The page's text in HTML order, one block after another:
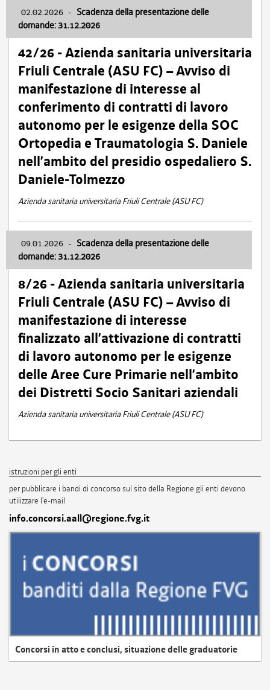
02.02.2026 - Scadenza della presentazione delle
domande: 31.12.2026
42/26 - Azienda sanitaria universitaria
Friuli Centrale (ASU FC) – Avviso di
manifestazione di interesse al
conferimento di contratti di lavoro
autonomo per le esigenze della SOC
Ortopedia e Traumatologia S. Daniele
nell’ambito del presidio ospedaliero S.
Daniele-Tolmezzo
Azienda sanitaria universitaria Friuli Centrale (ASU FC)
09.01.2026 - Scadenza della presentazione delle
domande: 31.12.2026
8/26 - Azienda sanitaria universitaria
Friuli Centrale (ASU FC) – Avviso di
manifestazione di interesse
finalizzato all’attivazione di contratti
di lavoro autonomo per le esigenze
delle Aree Cure Primarie nell’ambito
dei Distretti Socio Sanitari aziendali
Azienda sanitaria universitaria Friuli Centrale (ASU FC)
istruzioni per gli enti
per pubblicare i bandi di concorso sul sito della Regione gli enti devono
utilizzare l'e-mail
info.concorsi.aall@regione.fvg.it
Concorsi in atto e conclusi, situazione delle graduatorie